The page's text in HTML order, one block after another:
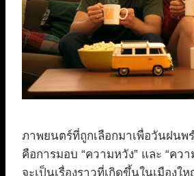
ภาพยนตร์ที่ถูกเลือกมาเพื่อวันฝน
คือการมอบ “ความหวัง” และ “ควา
จะเป็นเรื่องราวที่เกิดขึ้นในเมือง